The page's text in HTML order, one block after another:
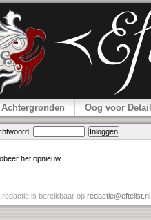
Achtergronden Oog voor Detail
het opnieuw.
redactie is bereikbaar op redactie@eftelist.nl